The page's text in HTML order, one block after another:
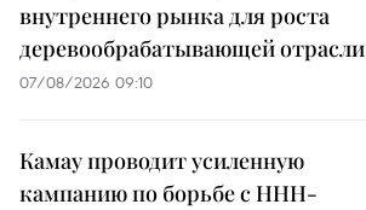
внутреннего рынка для роста
деревообрабатывающей отрасли
07/08/2026 09:10
Камау проводит усиленную
кампанию по борьбе с ННН-